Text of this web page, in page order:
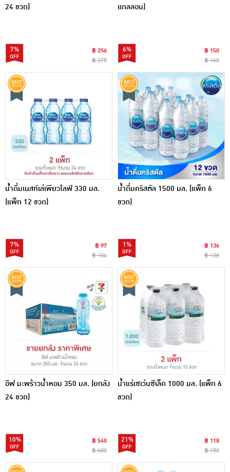
24 ขวด)
7%
฿ 256
฿ 275
แกลลอน)
6%
฿ 150
฿ 160
น้ำดื่มเนสท์เล่เพียวไลฟ์ 330 มล.
(แพ็ก 12 ขวด)
7%
฿ 97
฿ 104
น้ำดื่มคริสตัล 1500 มล. (แพ็ก 6
ขวด)
1%
฿ 136
฿ 138
อีฟ มะพร้าวน้ำหอม 350 มล. (ยกลัง
24 ขวด)
10%
฿ 540
฿ 600
น้ำแร่เซเว่นซีเล็ค 1000 มล. (แพ็ก 6
ขวด)
21%
฿ 118
฿ 150